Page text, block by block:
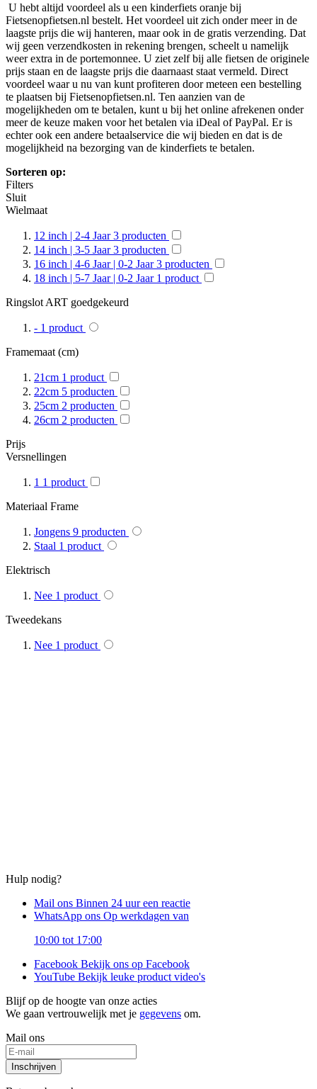
U hebt altijd voordeel als u een kinderfiets oranje bij
Fietsenopfietsen.nl bestelt. Het voordeel uit zich onder meer in de
laagste prijs die wij hanteren, maar ook in de gratis verzending. Dat
wij geen verzendkosten in rekening brengen, scheelt u namelijk
weer extra in de portemonnee. U ziet zelf bij alle fietsen de originele
prijs staan en de laagste prijs die daarnaast staat vermeld. Direct
voordeel waar u nu van kunt profiteren door meteen een bestelling
te plaatsen bij Fietsenopfietsen.nl. Ten aanzien van de
mogelijkheden om te betalen, kunt u bij het online afrekenen onder
meer de keuze maken voor het betalen via iDeal of PayPal. Er is
echter ook een andere betaalservice die wij bieden en dat is de
mogelijkheid na bezorging van de kinderfiets te betalen.
Sorteren op:
Filters
Sluit
Wielmaat
12 inch | 2-4 Jaar 3 producten
14 inch | 3-5 Jaar 3 producten
16 inch | 4-6 Jaar | 0-2 Jaar 3 producten
18 inch | 5-7 Jaar | 0-2 Jaar 1 product
Ringslot ART goedgekeurd
- 1 product
Framemaat (cm)
21cm 1 product
22cm 5 producten
25cm 2 producten
26cm 2 producten
Prijs
Versnellingen
1 1 product
Materiaal Frame
Jongens 9 producten
Staal 1 product
Elektrisch
Nee 1 product
Tweedekans
Nee 1 product
Hulp nodig?
Mail ons Binnen 24 uur een reactie
WhatsApp ons Op werkdagen van
10:00 tot 17:00
Facebook Bekijk ons op Facebook
YouTube Bekijk leuke product video's
Blijf op de hoogte van onze acties
We gaan vertrouwelijk met je gegevens om.
Mail ons
Inschrijven